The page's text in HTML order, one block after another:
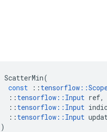
ScatterMin(
const
:: tensorflow ::
:: tensorflow :: Input ref,
:: tensorflow :: Input
:: tensorflow :: Input
)